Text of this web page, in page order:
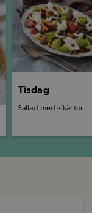
Tisdag
Sallad med kikärtor